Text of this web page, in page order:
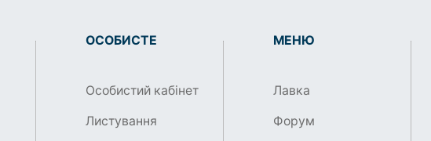
ОСОБИСТЕ
Особистий кабінет
Листування
МЕНЮ
Лавка
Форум